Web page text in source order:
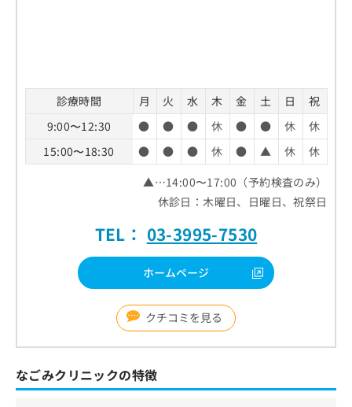
診療時間 月 火 水 木 金 土 日
祝
9:00〜12:30
● ● ● 休 ● ● 休
休
15:00〜18:30
● ● ● 休 ● ▲ 休
休
▲…14:00〜17:00（予約検査のみ）
休診日：木曜日、日曜日、祝祭日
TEL： 03-3995-7530
ホームページ
クチコミを見る
なごみクリニックの特徴